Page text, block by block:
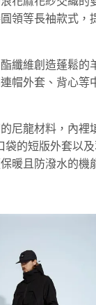
領等長袖款式
纖維創造蓬鬆
帽外套、背心
尼龍材料，內裡
袋的短版外套以
暖且防潑水的機